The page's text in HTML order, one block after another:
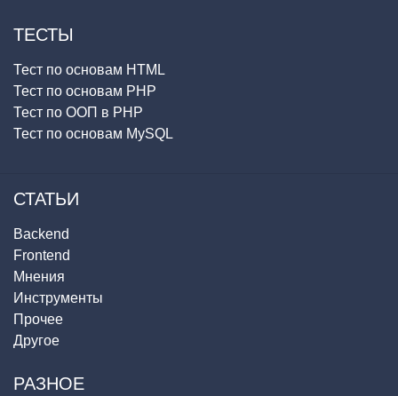
ТЕСТЫ
Тест по основам HTML
Тест по основам PHP
Тест по ООП в PHP
Тест по основам MySQL
СТАТЬИ
Backend
Frontend
Мнения
Инструменты
Прочее
Другое
РАЗНОЕ